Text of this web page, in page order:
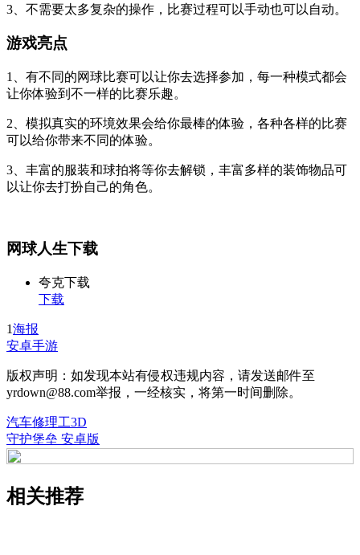
3、不需要太多复杂的操作，比赛过程可以手动也可以自动。
游戏亮点
1、有不同的网球比赛可以让你去选择参加，每一种模式都会
让你体验到不一样的比赛乐趣。
2、模拟真实的环境效果会给你最棒的体验，各种各样的比赛
可以给你带来不同的体验。
3、丰富的服装和球拍将等你去解锁，丰富多样的装饰物品可
以让你去打扮自己的角色。
网球人生下载
夸克下载
下载
1海报
安卓手游
版权声明：如发现本站有侵权违规内容，请发送邮件至
yrdown@88.com举报，一经核实，将第一时间删除。
汽车修理工3D
守护堡垒 安卓版
相关推荐